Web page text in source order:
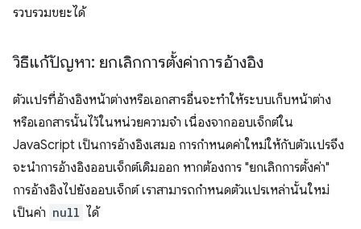
รวบรวมขยะได้
วิธีแก้ปัญหา: ยกเลิกการตั้งค่าการอ้างอิง
ตัวแปรที่อ้างอิงหน้าต่างหรือเอกสารอื่นจะทำให้ระบบเก็บหน้าต่าง
หรือเอกสารนั้นไว้ในหน่วยความจำ เนื่องจากออบเจ็กต์ใน
JavaScript เป็นการอ้างอิงเสมอ การกำหนดค่าใหม่ให้กับตัวแปรจึง
จะนำการอ้างอิงออบเจ็กต์เดิมออก หากต้องการ "ยกเลิกการตั้งค่า"
การอ้างอิงไปยังออบเจ็กต์ เราสามารถกําหนดตัวแปรเหล่านั้นใหม่
เป็นค่า null ได้